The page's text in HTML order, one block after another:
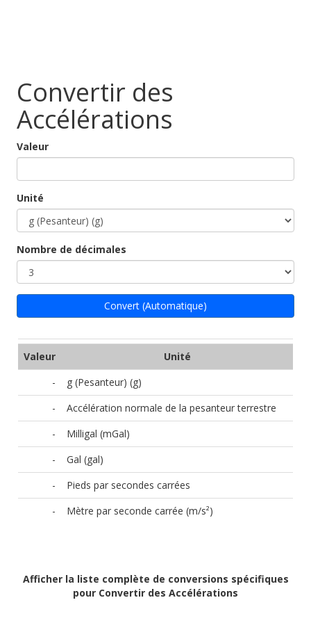
Convertir des
Accélérations
Valeur
Unité
Nombre de décimales
Convert (Automatique)
Valeur
Unité
-
g (Pesanteur) (g)
-
Accélération normale de la pesanteur terrestre
-
Milligal (mGal)
-
Gal (gal)
-
Pieds par secondes carrées
-
Mètre par seconde carrée (m/s²)
Afficher la liste complète de conversions spécifiques
pour Convertir des Accélérations